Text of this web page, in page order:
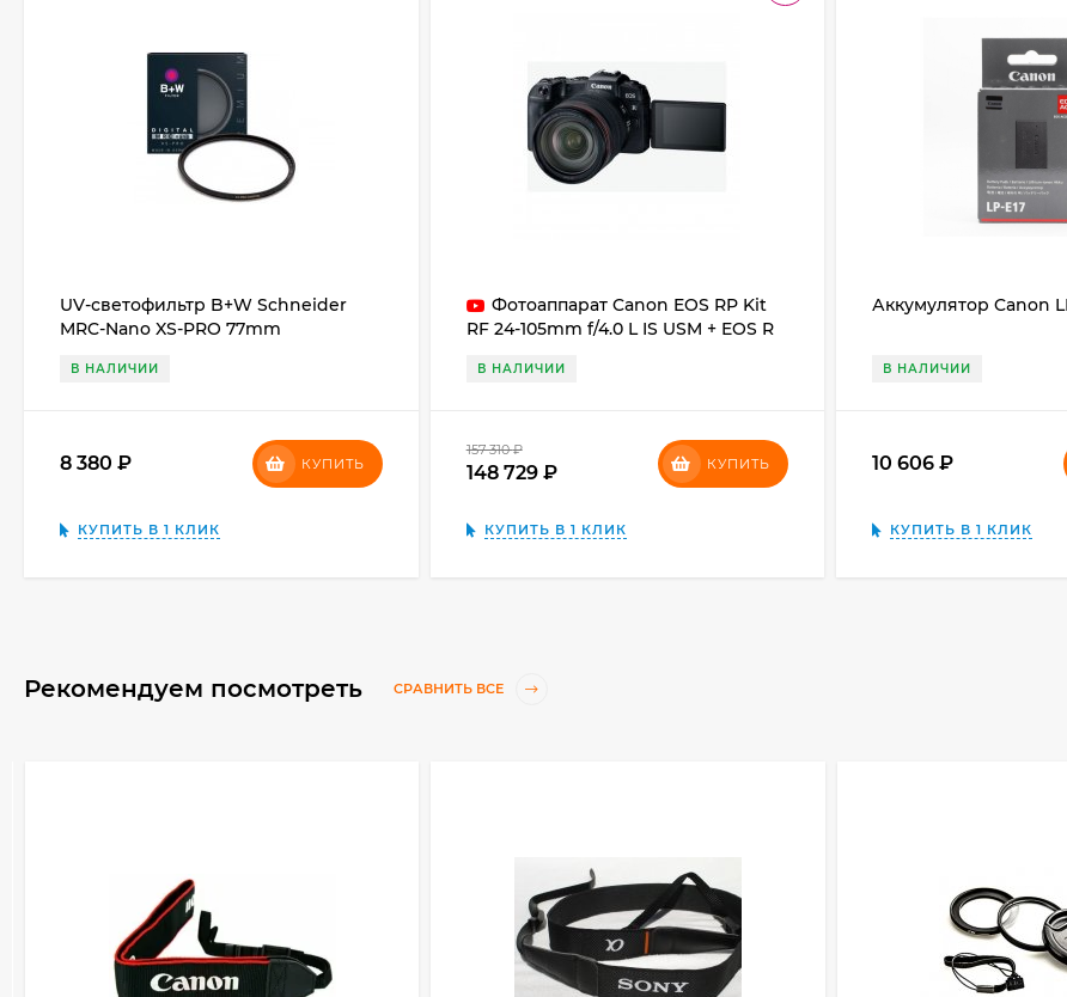
UV-светофильтр B+W Schneider
MRC-Nano XS-PRO 77mm
В НАЛИЧИИ
8 380 КУПИТЬ
КУПИТЬ В 1 КЛИК
Фотоаппарат Canon EOS RP Kit
RF 24-105mm f/4.0 L IS USM + EOS R
В НАЛИЧИИ
157 310 ₽
148 729 ₽ КУПИТЬ
КУПИТЬ В 1 КЛИК
Аккумулятор Canon
В НАЛИЧИИ
10 606 ₽
КУПИТЬ В 1 КЛИК
Рекомендуем посмотреть СРАВНИТЬ ВСЕ